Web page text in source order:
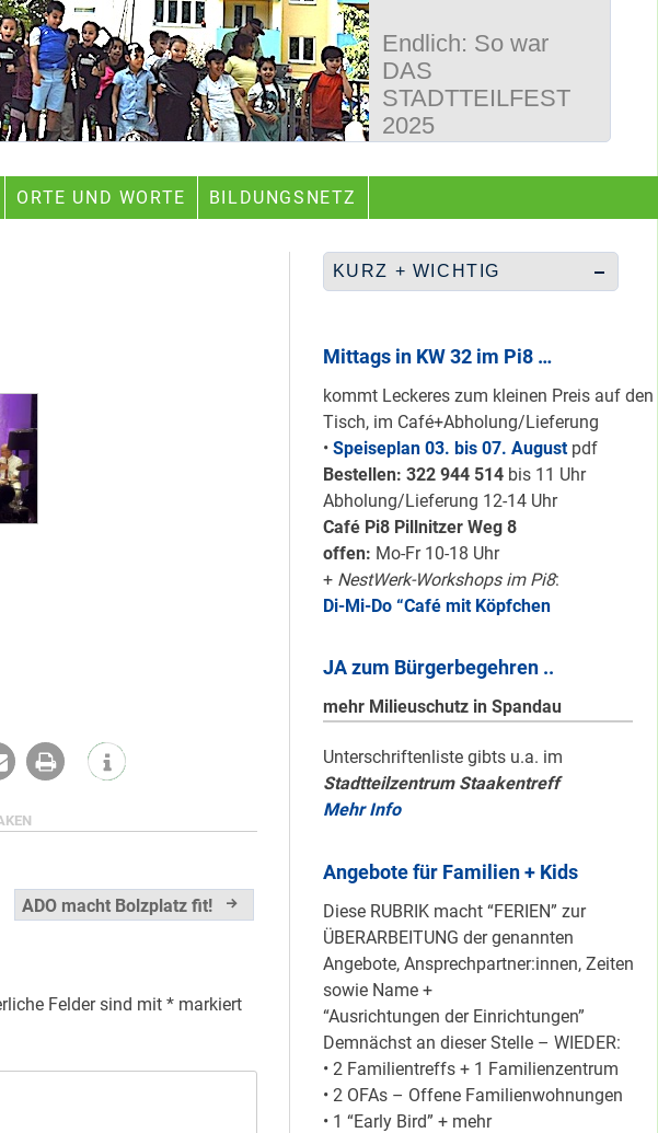
ORTE UND WORTE BILDUNGSNETZ
ADO macht Bolzplatz fit!
Felder sind mit *markiert
KURZ + WICHTIG
Mittags in KW 32 im Pi8 …
kommt Leckeres zum kleinen Preis auf den
Tisch, im Café+Abholung/Lieferung
• Speiseplan 03. bis 07. August pdf
Bestellen: 322 944 514bis 11 Uhr
Abholung/Lieferung 12-14 Uhr
Café Pi8 Pillnitzer Weg 8
offen: Mo-Fr 10-18 Uhr
+ NestWerk-Workshops im Pi8:
Di-Mi-Do “Café mit Köpfchen
JA zum Bürgerbegehren ..
mehr Milieuschutz in Spandau
Unterschriftenliste gibts u.a. im
Stadtteilzentrum Staakentreff
Mehr Info
Angebote für Familien + Kids
Diese RUBRIK macht “FERIEN” zur
ÜBERARBEITUNG der genannten
Angebote, Ansprechpartner:innen, Zeiten
sowie Name +
“Ausrichtungen der Einrichtungen”
Demnächst an dieser Stelle – WIEDER:
• 2 Familientreffs + 1 Familienzentrum
• 2 OFAs – Offene Familienwohnungen
• 1 “Early Bird” + mehr
Endlich: So war
DAS
STADTTEILFEST
2025
Wegbereiter &
geht & sich
ABSCHAFFEN!
Nur grüne & gelbe
Karten für den
neuen Quartiersrat
2023-25 …
Ein echtes “PLUS”
Nord …
Staaken: Immer
schön sauber
halten!
Neuer Look für’s
#Nachbarschaftmachen
Mit dem
“Redemobil” im
Kiez unterwegs …